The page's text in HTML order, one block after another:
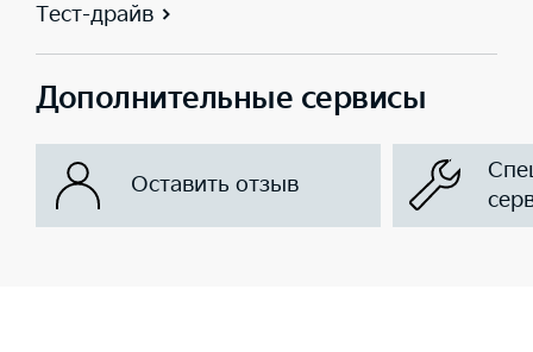
Тест-драйв
Дополнительные сервисы
Оставить отзыв